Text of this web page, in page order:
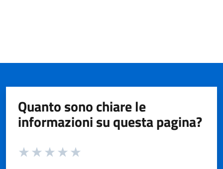
Quanto sono chiare le
informazioni su questa pagina?
Valuta da 1 a 5 stelle la pagina